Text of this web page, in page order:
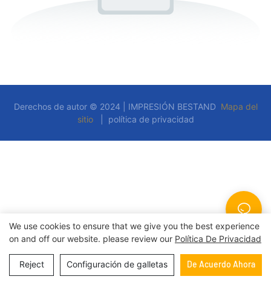
Derechos de autor © 2024 | IMPRESIÓN BESTAND Mapa del
sitio
política de privacidad
We use cookies to ensure that we give you the best experience
on and off our website. please review our Política De Privacidad
Reject Configuración de galletas De Acuerdo Ahora